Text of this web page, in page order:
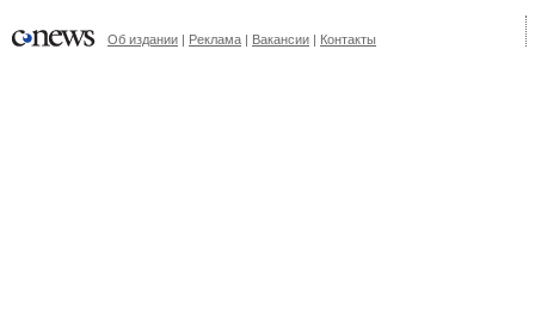
Об издании | Реклама | Вакансии | Контакты